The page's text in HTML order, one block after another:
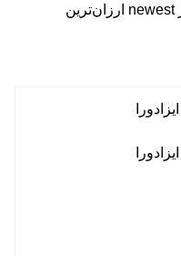
newest ارزان‌ترین